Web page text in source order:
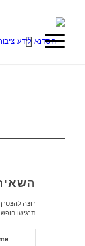
רוצה להצטרף
תרגישו